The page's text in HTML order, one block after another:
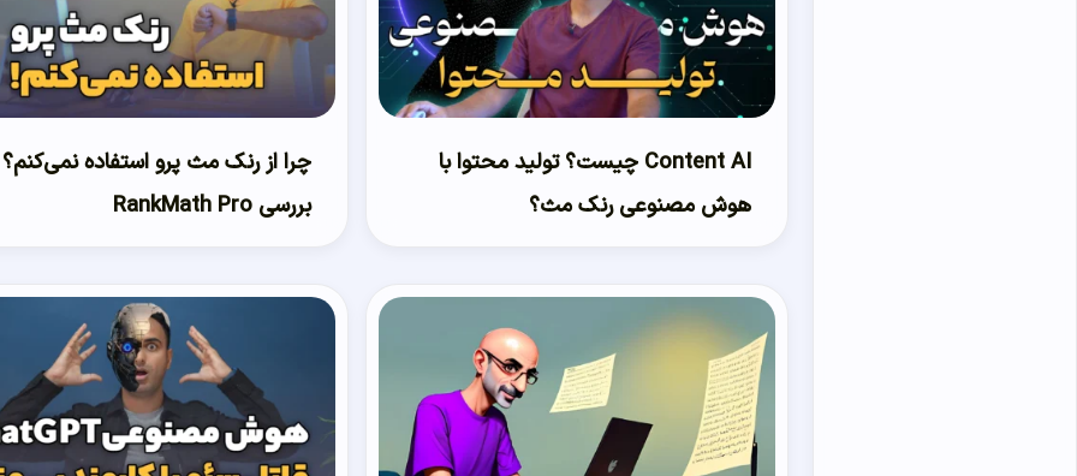
Content AI چیست؟ تولید محتوا با
هوش مصنوعی رنک مث؟
چرا از رنک مث پرو استفاده نمی‌کنم؟
بررسی RankMath Pro